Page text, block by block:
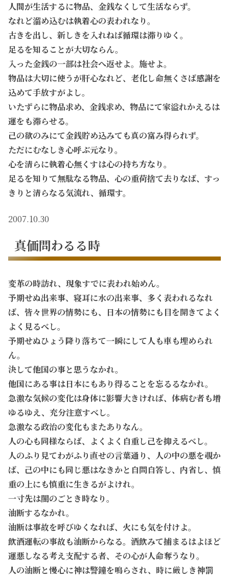
人間が生活するに物品、金銭なくして生活ならず。
なれど溜め込むは執着心の表われなり。
古きを出し、新しきを入れねば循環は滞りゆく。
足るを知ることが大切ならん。
入った金銭の一部は社会へ返せよ。施せよ。
物品は大切に使うが肝心なれど、老化し命無くさば感謝を
込めて手放すがよし。
いたずらに物品求め、金銭求め、物品にて家溢れかえるは
運をも滞らせる。
己の欲のみにて金銭貯め込みても真の富み得られず。
ただにむなしき心呼ぶ元なり。
心を清らに執着心無くすは心の持ち方なり。
足るを知りて無駄なる物品、心の重荷捨て去りなば、すっ
きりと清らなる気流れ、循環す。
2007.10.30
真価問わるる時
変革の時訪れ、現象すでに表われ始めん。
予期せぬ出来事、寝耳に水の出来事、多く表われるなれ
ば、皆々世界の情勢にも、日本の情勢にも目を開きてよく
よく見るべし。
予期せぬひょう降り落ちて一瞬にして人も車も埋められ
ん。
決して他国の事と思うなかれ。
他国にある事は日本にもあり得ることを忘るるなかれ。
急激な気候の変化は身体に影響大きければ、体病む者も増
ゆるゆえ、充分注意すべし。
急激なる政治の変化もまたありなん。
人の心も同様ならば、よくよく自重し己を抑えるべし。
人のふり見てわがふり直せの言葉通り、人の中の悪を覗か
ば、己の中にも同じ悪はなきかと自問自答し、内省し、慎
重の上にも慎重に生きるがよけれ。
一寸先は闇のごとき時なり。
油断するなかれ。
油断は事故を呼びゆくなれば、火にも気を付けよ。
飲酒運転の事故も油断からなる。酒飲みて捕まるはよほど
運悪しなる考え支配する者、その心が人命奪うなり。
人の油断と慢心に神は警鐘を鳴らされ、時に厳しき神罰